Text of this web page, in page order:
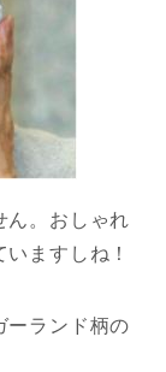
ん。おしゃれ
ますしね！
ーランド柄の